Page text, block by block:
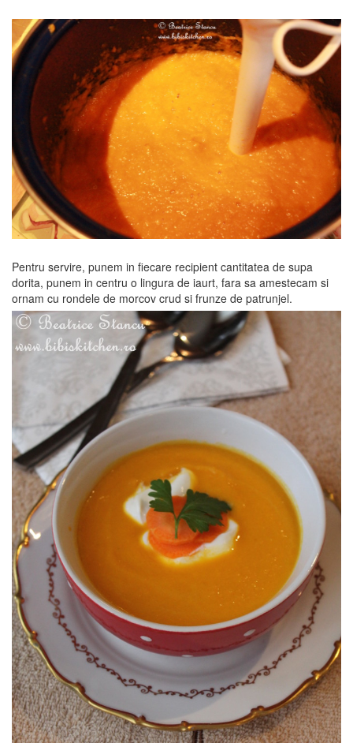
Pentru servire, punem in fiecare recipient cantitatea de supa
dorita, punem in centru o lingura de iaurt, fara sa amestecam si
ornam cu rondele de morcov crud si frunze de patrunjel.